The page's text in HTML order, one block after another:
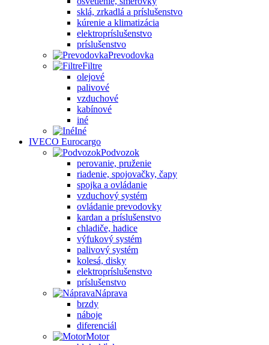
sklá, zrkadlá a príslušenstvo
kúrenie a klimatizácia
elektropríslušenstvo
príslušenstvo
Prevodovka
Filtre
olejové
palivové
vzduchové
kabínové
iné
Iné
IVECO Eurocargo
Podvozok
perovanie, pruženie
riadenie, spojovačky, čapy
spojka a ovládanie
vzduchový systém
ovládanie prevodovky
kardan a príslušenstvo
chladiče, hadice
výfukový systém
palivový systém
kolesá, disky
elektropríslušenstvo
príslušenstvo
Náprava
brzdy
náboje
diferenciál
Motor